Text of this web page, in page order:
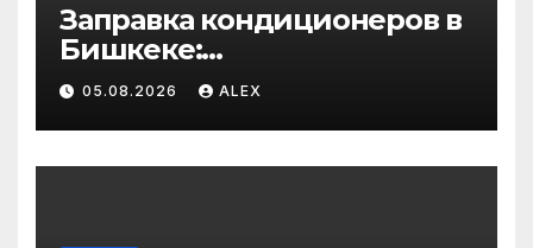
Заправка кондиционеров в
Бишкеке:
профессиональные услуги
для дома и авто
05.08.2026 ALEX